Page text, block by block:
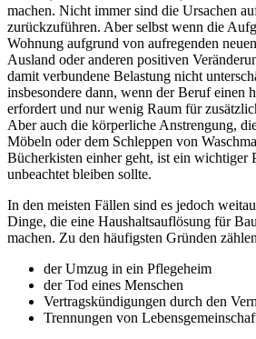
machen. Nicht immer sind die Ursachen
zurückzuführen. Aber selbst wenn die
Wohnung aufgrund von aufregenden
Ausland oder anderen positiven
damit verbundene Belastung nicht
insbesondere dann, wenn der Beruf einen
erfordert und nur wenig Raum für
Aber auch die körperliche Anstrengung,
Möbeln oder dem Schleppen von
Bücherkisten einher geht, ist ein wichtiger
unbeachtet bleiben sollte.
In den meisten Fällen sind es jedoch
Dinge, die eine Haushaltsauflösung für
machen. Zu den häufigsten Gründen zählen
der Umzug in ein Pflegeheim
der Tod eines Menschen
Vertragskündigungen durch den
Trennungen von